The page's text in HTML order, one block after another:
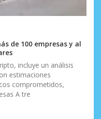
de 100 empresas y al
incluye un análisis
estimaciones
comprometidos,
A tre